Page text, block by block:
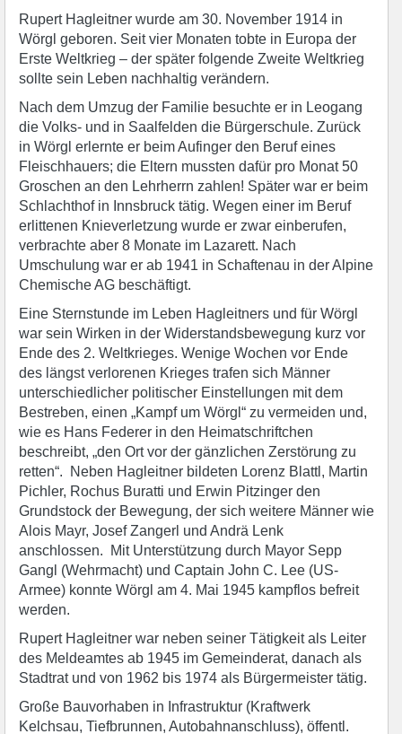
Rupert Hagleitner wurde am 30. November 1914 in
Wörgl geboren. Seit vier Monaten tobte in Europa der
Erste Weltkrieg – der später folgende Zweite Weltkrieg
sollte sein Leben nachhaltig verändern.
Nach dem Umzug der Familie besuchte er in Leogang
die Volks- und in Saalfelden die Bürgerschule. Zurück
in Wörgl erlernte er beim Aufinger den Beruf eines
Fleischhauers; die Eltern mussten dafür pro Monat 50
Groschen an den Lehrherrn zahlen! Später war er beim
Schlachthof in Innsbruck tätig. Wegen einer im Beruf
erlittenen Knieverletzung wurde er zwar einberufen,
verbrachte aber 8 Monate im Lazarett. Nach
Umschulung war er ab 1941 in Schaftenau in der Alpine
Chemische AG beschäftigt.
Eine Sternstunde im Leben Hagleitners und für Wörgl
war sein Wirken in der Widerstandsbewegung kurz vor
Ende des 2. Weltkrieges. Wenige Wochen vor Ende
des längst verlorenen Krieges trafen sich Männer
unterschiedlicher politischer Einstellungen mit dem
Bestreben, einen „Kampf um Wörgl“ zu vermeiden und,
wie es Hans Federer in den Heimatschriftchen
beschreibt, „den Ort vor der gänzlichen Zerstörung zu
retten“. Neben Hagleitner bildeten Lorenz Blattl, Martin
Pichler, Rochus Buratti und Erwin Pitzinger den
Grundstock der Bewegung, der sich weitere Männer wie
Alois Mayr, Josef Zangerl und Andrä Lenk
anschlossen. Mit Unterstützung durch Mayor Sepp
Gangl (Wehrmacht) und Captain John C. Lee (US-
Armee) konnte Wörgl am 4. Mai 1945 kampflos befreit
werden.
Rupert Hagleitner war neben seiner Tätigkeit als Leiter
des Meldeamtes ab 1945 im Gemeinderat, danach als
Stadtrat und von 1962 bis 1974 als Bürgermeister tätig.
Große Bauvorhaben in Infrastruktur (Kraftwerk
Kelchsau, Tiefbrunnen, Autobahnanschluss), öffentl.